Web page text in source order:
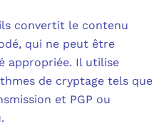
convertit le contenu
qui ne peut être
appropriée. Il utilise
de cryptage tels que
et PGP ou